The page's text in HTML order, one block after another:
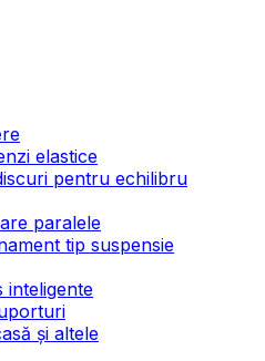
elastice
pentru echilibru
paralele
tip suspensie
inteligente
și altele